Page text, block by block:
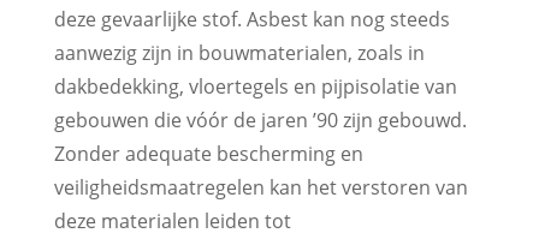
deze gevaarlijke stof. Asbest kan nog steeds
aanwezig zijn in bouwmaterialen, zoals in
dakbedekking, vloertegels en pijpisolatie van
gebouwen die vóór de jaren ’90 zijn gebouwd.
Zonder adequate bescherming en
veiligheidsmaatregelen kan het verstoren van
deze materialen leiden tot